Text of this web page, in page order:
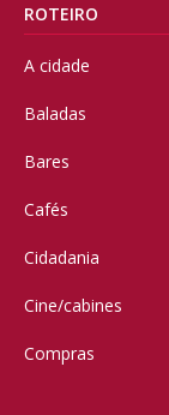
ROTEIRO
A cidade
Baladas
Bares
Cafés
Cidadania
Cine/cabines
Compras